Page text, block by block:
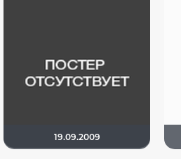
19.09.2009